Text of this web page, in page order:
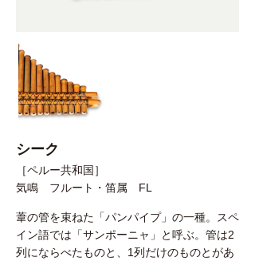
シーク
［ペルー共和国］
気鳴 フルート・笛属 FL
葦の管を束ねた「パンパイプ」の一種。スペ
イン語では「サンポーニャ」と呼ぶ。管は2
列にならべたものと、1列だけのものとがあ